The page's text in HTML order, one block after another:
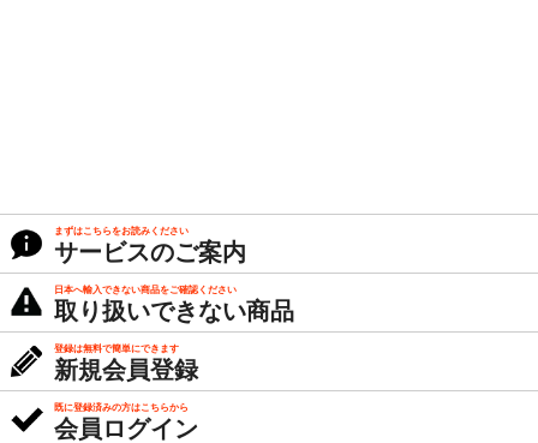
まずはこちらをお読みください
サービスのご案内
日本へ輸入できない商品をご確認ください
取り扱いできない商品
登録は無料で簡単にできます
新規会員登録
既に登録済みの方はこちらから
会員ログイン